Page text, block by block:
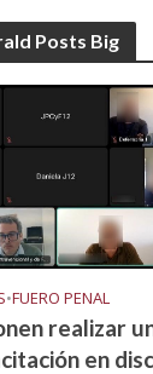
Posts Big
•FUERO PENAL
realizar
en